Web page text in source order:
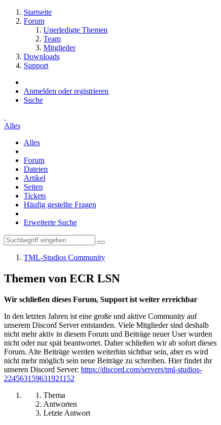
Startseite
Forum
Unerledigte Themen
Team
Mitglieder
Downloads
Support
Anmelden oder registrieren
Suche
Alles
Alles
Forum
Dateien
Artikel
Seiten
Tickets
Häufig gestellte Fragen
Erweiterte Suche
TML-Studios Community
Themen von ECR LSN
Wir schließen dieses Forum, Support ist weiter erreichbar
In den letzten Jahren ist eine große und aktive Community auf
unserem Discord Server entstanden. Viele Mitglieder sind deshalb
nicht mehr aktiv in diesem Forum und Beiträge neuer User wurden
nicht oder nur spät beantwortet. Daher schließen wir ab sofort dieses
Forum. Alte Beiträge werden weiterhin sichtbar sein, aber es wird
nicht mehr möglich sein neue Beiträge zu schreiben. Hier findet ihr
unseren Discord Server: https://discord.com/servers/tml-studios-
224563159631921152
Thema
Antworten
Letzte Antwort